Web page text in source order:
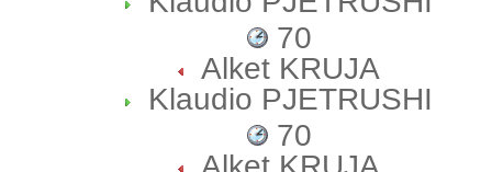
70
Alket KRUJA
Klaudio PJETRUSHI
70